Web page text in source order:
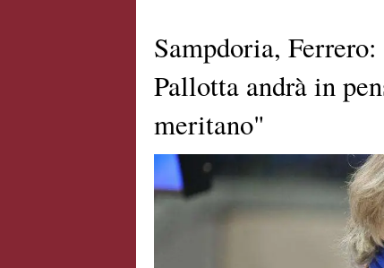
Sampdoria,
Pallotta andrà in
meritano"